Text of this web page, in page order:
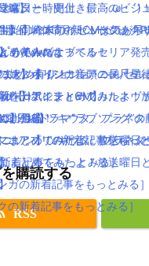
ポインコ11月新CMは気が早
も美人になってる！
ァ】ポインコ音頭の長尺ミ
【dポイントCM】
】月9ドラマ”ラブソング”
新着記事をもっとみる］
スター」史上、最高のビジ
テイルズオブベルセリア発
とめ有り！
作】アンティークカルネヴ
が担当！
ホアプリの新着記事をもっ
編】
始】終末のイゼッタのあら
めてみたよ！
嫁】オリジナルアニメ「星
・´)！！
ソン】ツキウタ。プラネタ
まとめてみたよ！放送曜日
ガの新着記事をもっとみる］
曜日と時間付き(｀・ω・´)
】岡崎体育のミュージック
ﾟ )wwww
ソン】ジョジョ・べルセル
を一気にまとめてみたよ！
曜日編】
ソン】ツキウタ。プラネタ
まとめてみたよ！放送曜日
の新着記事をもっとみる］
購読する
RSS